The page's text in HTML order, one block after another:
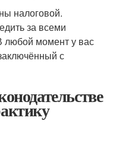
налоговой.
за всеми
любой момент у вас
с